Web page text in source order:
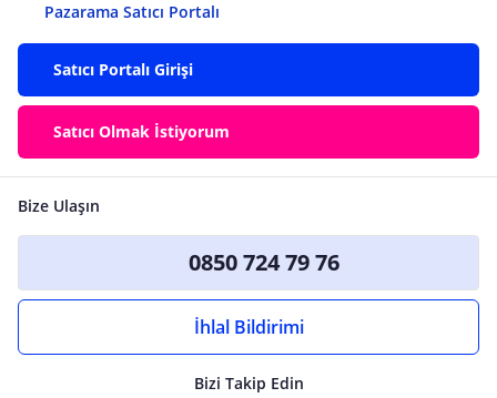
Pazarama Satıcı Portalı
Satıcı Portalı Girişi
Satıcı Olmak İstiyorum
Bize Ulaşın
0850 724 79 76
İhlal Bildirimi
Bizi Takip Edin